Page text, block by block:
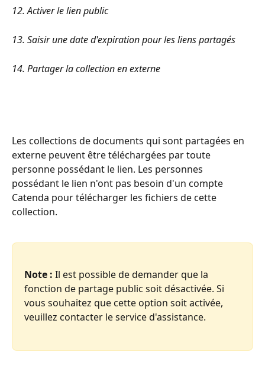
12. Activer le lien public
13. Saisir une date d'expiration pour les liens partagés
14. Partager la collection en externe
Les collections de documents qui sont partagées en
externe peuvent être téléchargées par toute
personne possédant le lien. Les personnes
possédant le lien n'ont pas besoin d'un compte
Catenda pour télécharger les fichiers de cette
collection.
Note : Il est possible de demander que la
fonction de partage public soit désactivée. Si
vous souhaitez que cette option soit activée,
veuillez contacter le service d'assistance.